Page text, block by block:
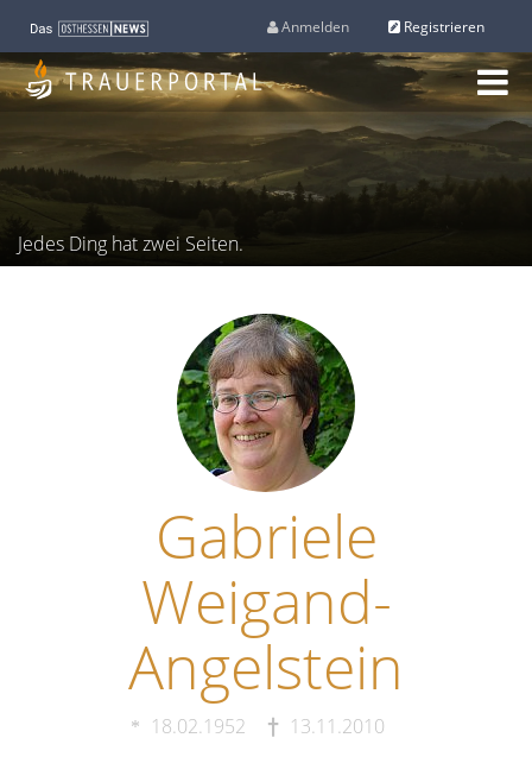
Anmelden Registrieren
M
e
n
ü
Jedes Ding hat zwei Seiten.
Gabriele
Weigand-
Angelstein
18.02.1952 13.11.2010